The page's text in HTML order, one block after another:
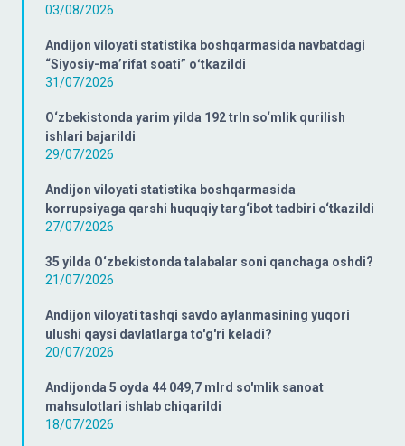
03/08/2026
Andijon viloyati statistika boshqarmasida navbatdagi
“Siyosiy-ma’rifat soati” oʻtkazildi
31/07/2026
O‘zbekistonda yarim yilda 192 trln so‘mlik qurilish
ishlari bajarildi
29/07/2026
Andijon viloyati statistika boshqarmasida
korrupsiyaga qarshi huquqiy targ‘ibot tadbiri o‘tkazildi
27/07/2026
35 yilda O‘zbekistonda talabalar soni qanchaga oshdi?
21/07/2026
Andijon viloyati tashqi savdo aylanmasining yuqori
ulushi qaysi davlatlarga to'g'ri keladi?
20/07/2026
Andijonda 5 oyda 44 049,7 mlrd so'mlik sanoat
mahsulotlari ishlab chiqarildi
18/07/2026